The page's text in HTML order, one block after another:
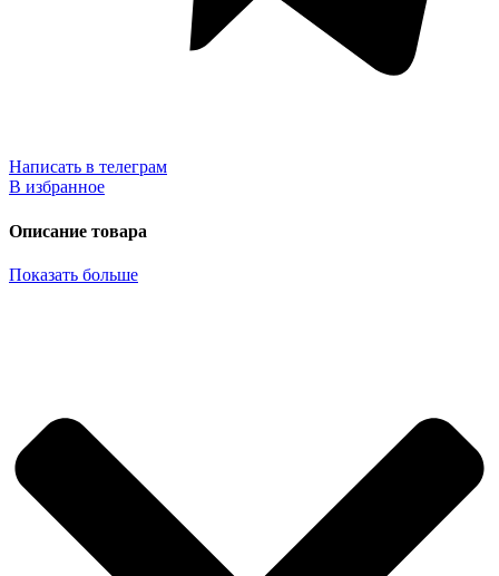
Написать в телеграм
В избранное
Описание товара
Показать больше